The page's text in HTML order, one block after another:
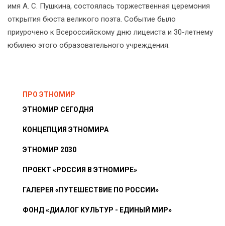
имя А. С. Пушкина, состоялась торжественная церемония
открытия бюста великого поэта. Событие было
приурочено к Всероссийскому дню лицеиста и 30-летнему
юбилею этого образовательного учреждения.
ПРО ЭТНОМИР
ЭТНОМИР СЕГОДНЯ
КОНЦЕПЦИЯ ЭТНОМИРА
ЭТНОМИР 2030
ПРОЕКТ «РОССИЯ В ЭТНОМИРЕ»
ГАЛЕРЕЯ «ПУТЕШЕСТВИЕ ПО РОССИИ»
ФОНД «ДИАЛОГ КУЛЬТУР - ЕДИНЫЙ МИР»